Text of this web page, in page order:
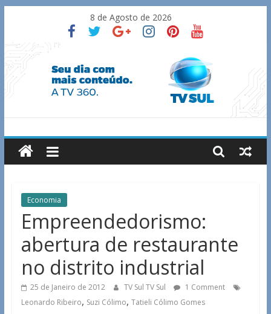
content
8 de Agosto de 2026
TV
Sul
Notícias
Guaxupé
região.
Economia
Empreendedorismo:
abertura de restaurante
no distrito industrial
25 de Janeiro de 2012 TV Sul TV Sul
1 Comment
Leonardo Ribeiro, Suzi Cólimo, Tatieli Cólimo Gomes